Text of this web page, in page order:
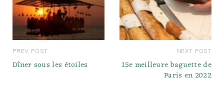
PREV POST
Dîner sous les étoiles
NEXT POST
15e meilleure baguette de
Paris en 2022